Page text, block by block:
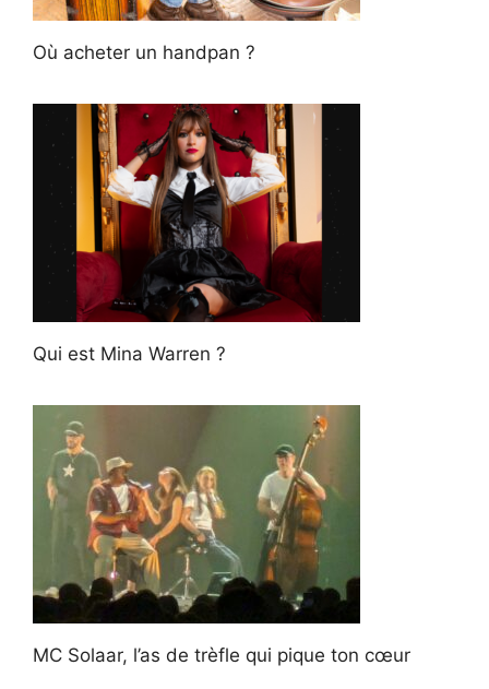
Où acheter un handpan ?
Qui est Mina Warren ?
MC Solaar, l’as de trèfle qui pique ton cœur